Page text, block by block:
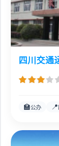
四川交通
🏫公办 📍